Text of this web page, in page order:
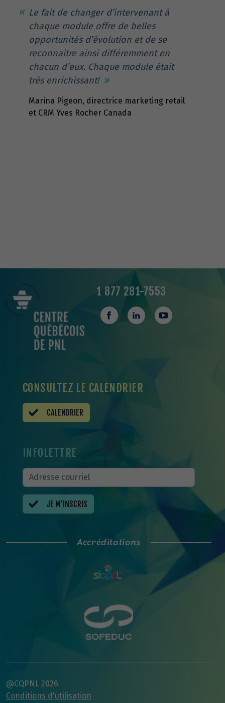
Le fait de changer d’intervenant à
chaque module offre de belles
opportunités d’évolution et de se
reconnaitre ainsi différemment en
chacun d’eux. Chaque module était
très enrichissant!
Marina Pigeon, directrice marketing retail
et CRM Yves Rocher Canada
1 877 281-7553
CONSULTEZ LE CALENDRIER
CALENDRIER
INFOLETTRE
JE M'INSCRIS
Accréditations
@CQPNL 2026
Conditions d'utilisation